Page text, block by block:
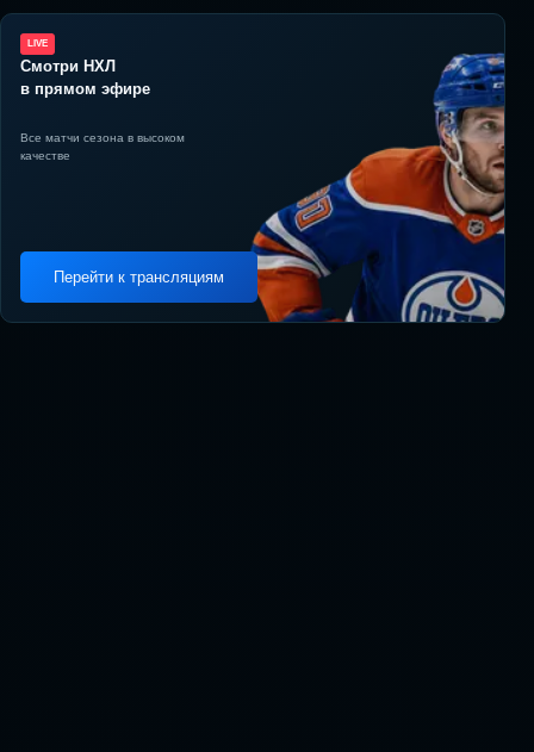
LIVE
Смотри НХЛ
в прямом эфире
Все матчи сезона в высоком
качестве
Перейти к трансляциям